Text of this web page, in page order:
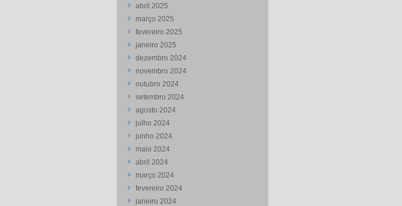
abril 2025
março 2025
fevereiro 2025
janeiro 2025
dezembro 2024
novembro 2024
outubro 2024
setembro 2024
agosto 2024
julho 2024
junho 2024
maio 2024
abril 2024
março 2024
fevereiro 2024
janeiro 2024